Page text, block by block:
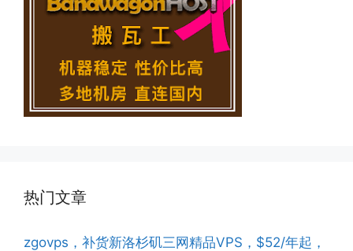
热门文章
zgovps，补货新洛杉矶三网精品VPS，$52/年起，